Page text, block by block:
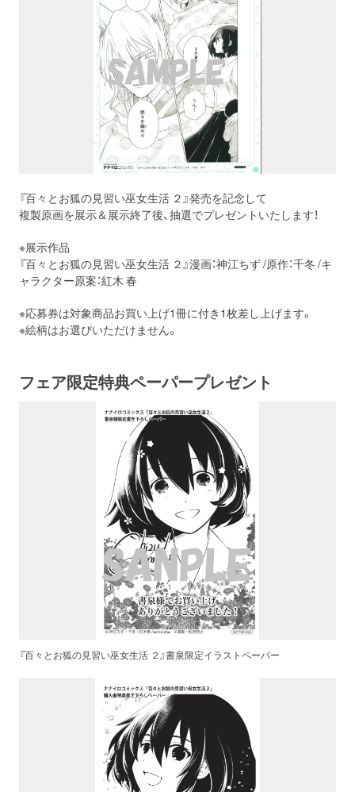
『百々とお狐の見習い巫女生活 ２』発売を記念して
複製原画を展示＆展示終了後、抽選でプレゼントいたします！
※展示作品
『百々とお狐の見習い巫女生活 ２』漫画：神江ちず /原作：千冬 /キ
ャラクター原案：紅木 春
※応募券は対象商品お買い上げ1冊に付き1枚差し上げます。
※絵柄はお選びいただけません。
フェア限定特典ペーパープレゼント
『百々とお狐の見習い巫女生活 ２』書泉限定イラストペーパー